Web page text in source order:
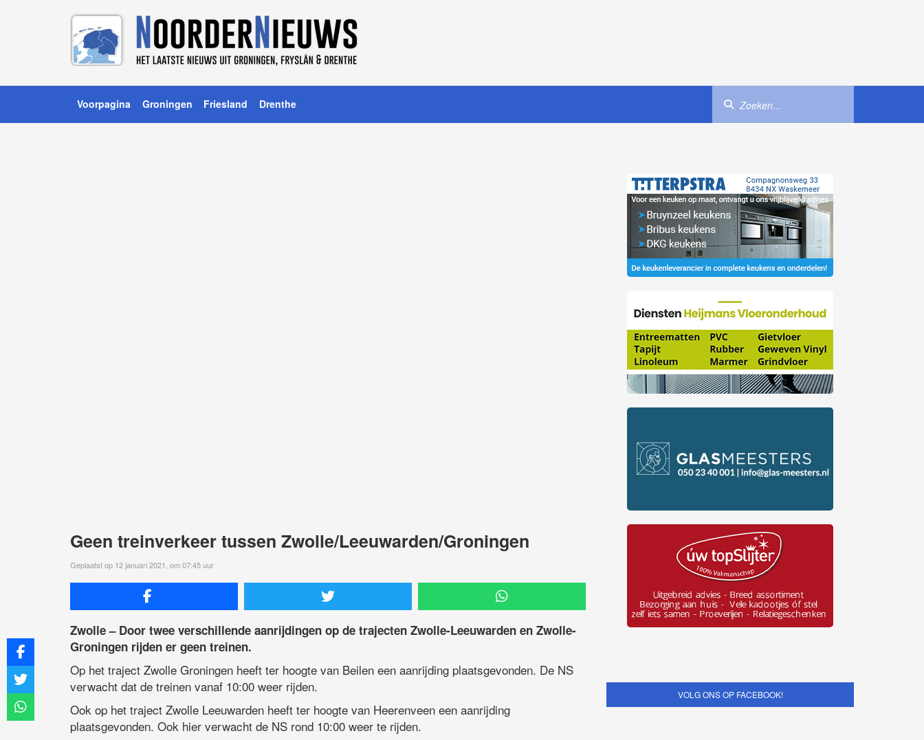
Voorpagina Groningen Friesland Drenthe
Geen treinverkeer tussen Zwolle/Leeuwarden/Groningen
Geplaatst op 12 januari 2021, om 07:45 uur
Zwolle – Door twee verschillende aanrijdingen op de trajecten Zwolle-Leeuwarden en Zwolle-
Groningen rijden er geen treinen.
Op het traject Zwolle Groningen heeft ter hoogte van Beilen een aanrijding plaatsgevonden. De NS
verwacht dat de treinen vanaf 10:00 weer rijden.
Ook op het traject Zwolle Leeuwarden heeft ter hoogte van Heerenveen een aanrijding
plaatsgevonden. Ook hier verwacht de NS rond 10:00 weer te rijden.
VOLG ONS OP FACEBOOK!